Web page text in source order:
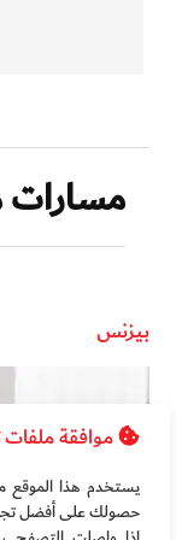
مسارات
بيزنس
موافقة ملفات
حصولك على أفضل